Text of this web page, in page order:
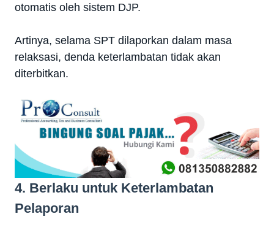
otomatis oleh sistem DJP.
Artinya, selama SPT dilaporkan dalam masa
relaksasi, denda keterlambatan tidak akan
diterbitkan.
4. Berlaku untuk Keterlambatan
Pelaporan